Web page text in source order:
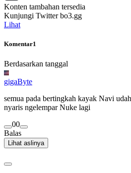
Konten tambahan tersedia
Kunjungi Twitter bo3.gg
Lihat
Komentar1
Berdasarkan tanggal
gigaByte
semua pada bertingkah kayak Navi
nyaris ngelempar Nuke lagi
00
Balas
Lihat aslinya